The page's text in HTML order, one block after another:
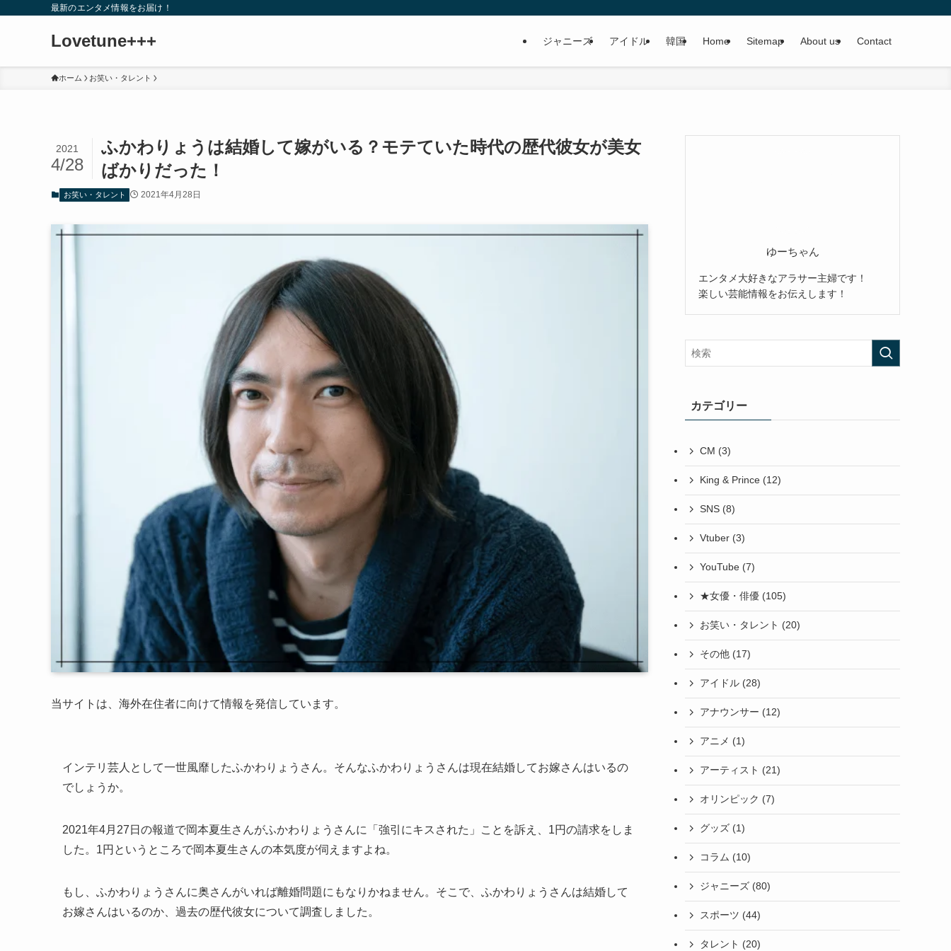
最新のエンタメ情報をお届け！
Lovetune+++ ジャニーズ アイドル 韓国 Home Sitemap About us Contact
ホーム お笑い・タレント
ふかわりょうは結婚して嫁がいる？モテていた時代の歴代彼女が美女
ばかりだった！
2021
4/28
お笑い・タレント 2021年4月28日
当サイトは、海外在住者に向けて情報を発信しています。
インテリ芸人として一世風靡したふかわりょうさん。そんなふかわりょうさんは現在結婚してお嫁さんはいるの
でしょうか。
2021年4月27日の報道で岡本夏生さんがふかわりょうさんに「強引にキスされた」ことを訴え、1円の請求をしま
した。1円というところで岡本夏生さんの本気度が伺えますよね。
もし、ふかわりょうさんに奥さんがいれば離婚問題にもなりかねません。そこで、ふかわりょうさんは結婚して
お嫁さんはいるのか、過去の歴代彼女について調査しました。
ゆーちゃん
エンタメ大好きなアラサー主婦です！
楽しい芸能情報をお伝えします！
カテゴリー
CM (3)
King & Prince (12)
SNS (8)
Vtuber (3)
YouTube (7)
★女優・俳優 (105)
お笑い・タレント (20)
その他 (17)
アイドル (28)
アナウンサー (12)
アニメ (1)
アーティスト (21)
オリンピック (7)
グッズ (1)
コラム (10)
ジャニーズ (80)
スポーツ (44)
タレント (20)